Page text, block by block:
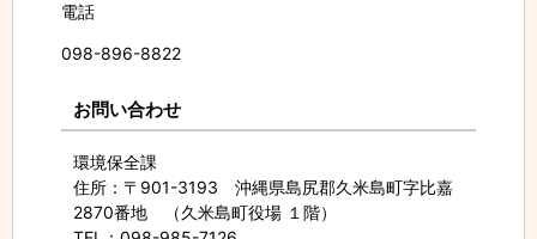
電話
098-896-8822
お問い合わせ
環境保全課
住所 ：〒901-3193 沖縄県島尻郡久米島町字比嘉
2870番地 （久米島町役場 １階）